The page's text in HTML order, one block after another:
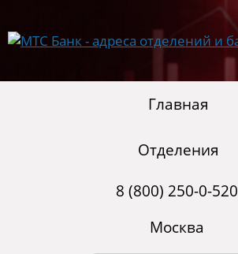
Главная
Отделения
8 (800) 250-0-520
Москва